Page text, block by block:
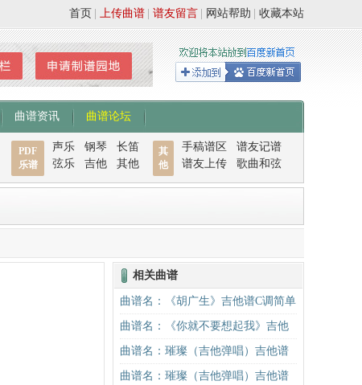
收藏本站
网站帮助
谱友留言
上传曲谱
首页
曲谱资讯 曲谱论坛
PDF
乐谱
声乐 钢琴
长笛
弦乐
吉他 其他
其
他
手稿谱区
谱友记谱
谱友上传
歌曲和弦
相关曲谱
曲谱名：《胡广生》吉他谱C调简单
版（酷音小伟吉他弹唱教学）吉他
谱
曲谱名：《你就不要想起我》吉他
谱C调简单版吉他谱
曲谱名：璀璨（吉他弹唱）吉他谱
曲谱名：璀璨（吉他弹唱）吉他谱